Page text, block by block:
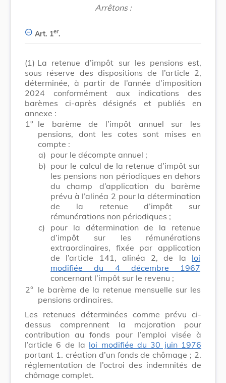
Arrêtons :
Art. 1er.
(1) La retenue d’impôt sur les pensions est,
sous réserve des dispositions de l’article 2,
déterminée, à partir de l’année d’imposition
2024 conformément aux indications des
barèmes ci-après désignés et publiés en
annexe :
1° le barème de l’impôt annuel sur les
pensions, dont les cotes sont mises en
compte :
a) pour le décompte annuel ;
b) pour le calcul de la retenue d’impôt sur
les pensions non périodiques en dehors
du champ d’application du barème
prévu à l’alinéa 2 pour la détermination
de la retenue d’impôt sur
rémunérations non périodiques ;
c)
pour la détermination de la retenue
d’impôt sur les rémunérations
extraordinaires, fixée par application
de l’article 141, alinéa 2, de la loi
modifiée du 4 décembre 1967
concernant l’impôt sur le revenu ;
2° le barème de la retenue mensuelle sur les
pensions ordinaires.
Les retenues déterminées comme prévu ci-
dessus comprennent la majoration pour
contribution au fonds pour l’emploi visée à
l’article 6 de la loi modifiée du 30 juin 1976
portant 1. création d’un fonds de chômage ; 2.
réglementation de l’octroi des indemnités de
chômage complet.